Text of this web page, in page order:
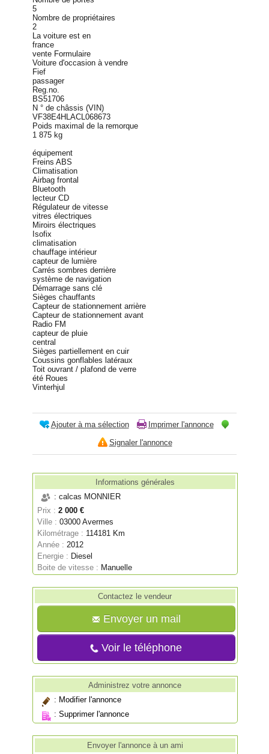
5
Nombre de propriétaires
2
La voiture est en
france
vente Formulaire
Voiture d'occasion à vendre
Fief
passager
Reg.no.
BS51706
N ° de châssis (VIN)
VF38E4HLACL068673
Poids maximal de la remorque
1 875 kg
équipement
Freins ABS
Climatisation
Airbag frontal
Bluetooth
lecteur CD
Régulateur de vitesse
vitres électriques
Miroirs électriques
Isofix
climatisation
chauffage intérieur
capteur de lumière
Carrés sombres derrière
système de navigation
Démarrage sans clé
Sièges chauffants
Capteur de stationnement arrière
Capteur de stationnement avant
Radio FM
capteur de pluie
central
Sièges partiellement en cuir
Coussins gonflables latéraux
Toit ouvrant / plafond de verre
été Roues
Vinterhjul
Ajouter à ma sélection
Imprimer l'annonce
Signaler l'annonce
Informations générales
: calcas MONNIER
Prix : 2 000 €
Ville :03000 Avermes
Kilométrage : 114181 Km
Année : 2012
Energie : Diesel
Boite de vitesse : Manuelle
Contactez le vendeur
Envoyer un mail
Voir le téléphone
Administrez votre annonce
: Modifier l'annonce
:Supprimer l'annonce
Envoyer l'annonce à un ami